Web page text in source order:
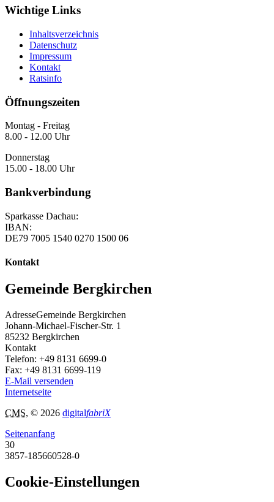
Wichtige Links
Inhaltsverzeichnis
Datenschutz
Impressum
Kontakt
Ratsinfo
Öffnungszeiten
Montag - Freitag
8.00 - 12.00 Uhr
Donnerstag
15.00 - 18.00 Uhr
Bankverbindung
Sparkasse Dachau:
IBAN:
DE79 7005 1540 0270 1500 06
Kontakt
Gemeinde Bergkirchen
AdresseGemeinde Bergkirchen
Johann-Michael-Fischer-Str. 1
85232 Bergkirchen
Kontakt
Telefon: +49 8131 6699-0
Fax: +49 8131 6699-119
E-Mail versenden
Internetseite
CMS, © 2026 digitalfabriX
Seitenanfang
30
3857-185660528-0
Cookie-Einstellungen